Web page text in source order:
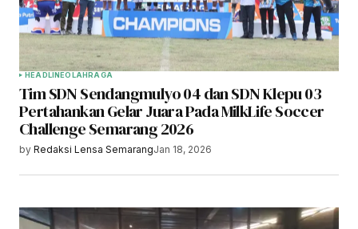
HEADLINEOLAHRAGA
Tim SDN Sendangmulyo 04 dan SDN Klepu 03
Pertahankan Gelar Juara Pada MilkLife Soccer
Challenge Semarang 2026
by Redaksi Lensa SemarangJan 18, 2026